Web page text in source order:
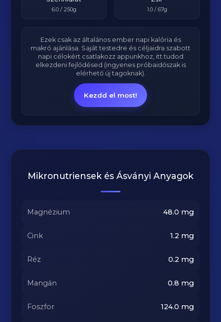
6.0/ 250g 1.0/ 67g
Ezek csak az általános ember napi kalória és
makró ajánlása. Saját testedre és céljaidra szabott
napi célokért csatlakozz appunkhoz, itt tudod
elkezdeni fejlődésed (ingyenes próbaidőszak is
elérhető új tagoknak).
Kezdd el most!
Mikronutriensek és Ásványi Anyagok
Magnézium 48.0 mg
Cink 1.2 mg
Réz 0.2 mg
Mangán 0.8 mg
Foszfor 124.0 mg